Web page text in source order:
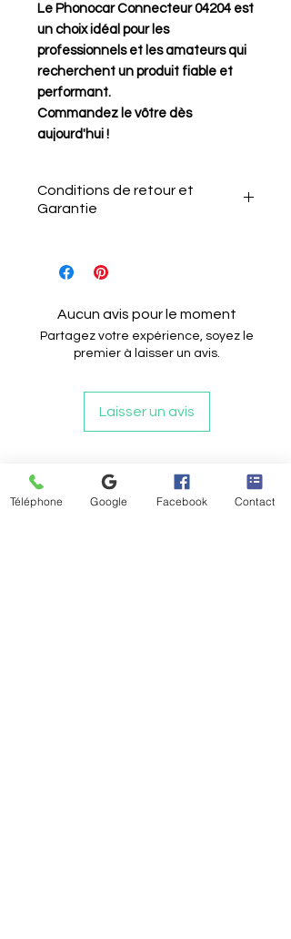
Le Phonocar Connecteur 04204 est
un choix idéal pour les
professionnels et les amateurs qui
recherchent un produit fiable et
performant.
Commandez le vôtre dès
aujourd'hui !
Conditions de retour et
Garantie
réception de l'article pour le
retourner sans motif.
Il doit informer le vendeur de
mail.
L'article doit être renvoyé
Les câblages ne doivent pas
êtres coupés ou
Aucun avis pour le moment
Partagez votre expérience, soyez le
premier à laisser un avis.
Laisser un avis
Articles similaires
Téléphone Google Facebook Contact